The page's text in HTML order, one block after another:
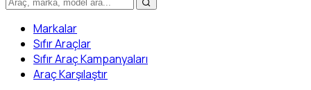
Markalar
Sıfır Araçlar
Sıfır Araç Kampanyaları
Araç Karşılaştır